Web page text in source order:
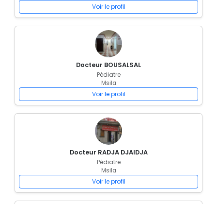
Voir le profil
Docteur BOUSALSAL
Pédiatre
Msila
Voir le profil
Docteur RADJA DJAIDJA
Pédiatre
Msila
Voir le profil